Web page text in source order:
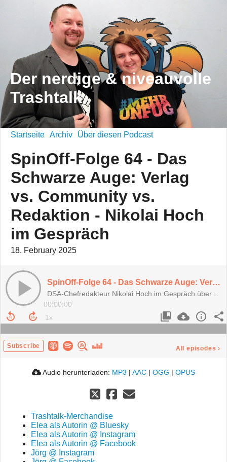
Der nerdige & niveauvolle
Trashtalk
Startseite Archiv Über diesen Podcast
SpinOff-Folge 64 - Das
Schwarze Auge: Verlag
vs. Community vs.
Redaktion - Nikolai Hoch
im Gespräch
18. February 2025
SpinOff-Folge 64 - Das Schwarze Auge: Verlag vs. Community vs. Redaktion - Nikolai Hoch im Gespräch
00:00:00
Subscribe All episodes ›
Audio herunterladen: MP3 | AAC | OGG | OPUS
Trashtalk-Merchandise
Elea als Autorin @ Bluesky
Elea als Autorin @ Instagram
Elea als Autorin @ Facebook
Jörg @ Instagram